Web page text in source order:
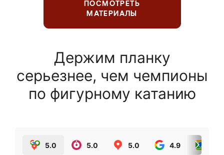
ПОСМОТРЕТЬ
МАТЕРИАЛЫ
Держим планку
серьезнее, чем чемпионы
по фигурному катанию
5.0 5.0 5.0 4.9